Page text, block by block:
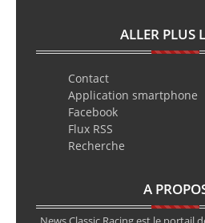
ALLER PLUS
Contact
Application smartphone
Facebook
Flux RSS
Recherche
A